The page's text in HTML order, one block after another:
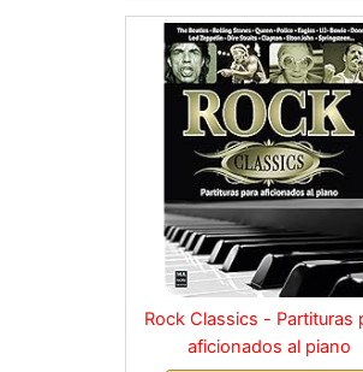
Rock Classics - Partituras
aficionados al piano